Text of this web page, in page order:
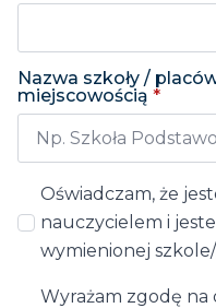
Nazwa szkoły /
miejscowością *
Oświadczam, że
nauczycielem i
wymienionej
Wyrażam zgodę na